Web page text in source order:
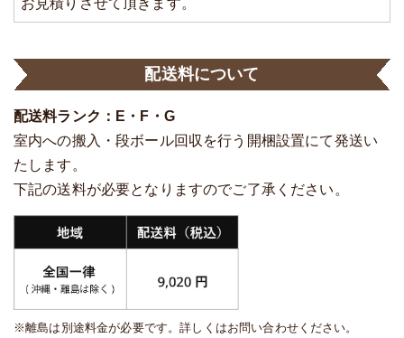
お見積りさせて頂きます。
配送料について
配送料ランク：E・F・G
室内への搬入・段ボール回収を行う開梱設置にて発送い
たします。
下記の送料が必要となりますのでご了承ください。
※離島は別途料金が必要です。詳しくはお問い合わせください。